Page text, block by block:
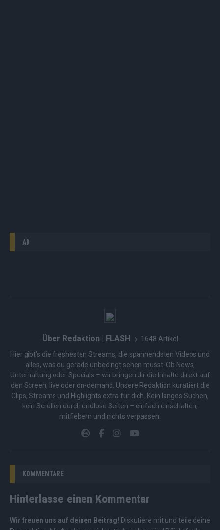
AD
Über Redaktion | FLASH 1648 Artikel
Hier gibt’s die freshesten Streams, die spannendsten Videos und
alles, was du gerade unbedingt sehen musst. Ob News,
Unterhaltung oder Specials – wir bringen dir die Inhalte direkt auf
den Screen, live oder on-demand. Unsere Redaktion kuratiert die
Clips, Streams und Highlights extra für dich. Kein langes Suchen,
kein Scrollen durch endlose Seiten – einfach einschalten,
mitfiebern und nichts verpassen.
KOMMENTARE
Hinterlasse einen Kommentar
Wir freuen uns auf deinen Beitrag! Diskutiere mit und teile deine